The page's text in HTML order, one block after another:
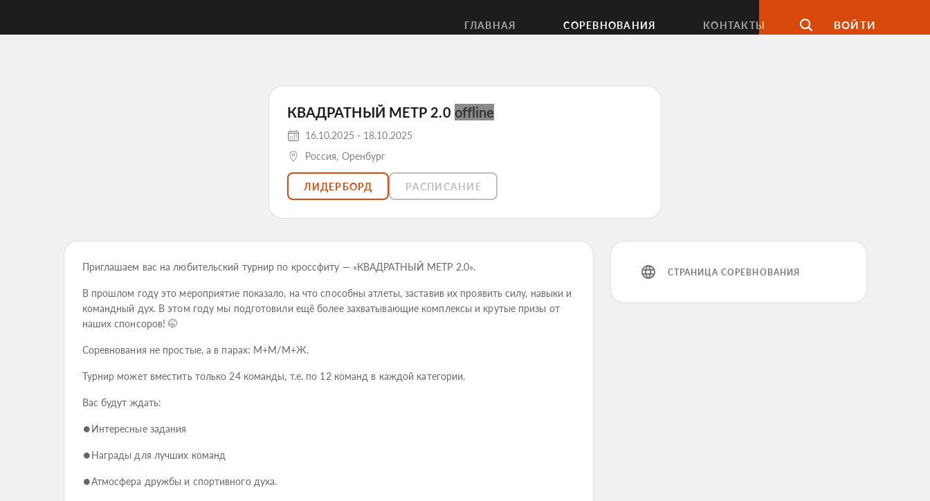
ГЛАВНАЯ СОРЕВНОВАНИЯ КОНТАКТЫ ВОЙТИ
КВАДРАТНЫЙ МЕТР 2.0 offline
16.10.2025 - 18.10.2025
Россия, Оренбург
ЛИДЕРБОРД РАСПИСАНИЕ
Приглашаем вас на любительский турнир по кроссфиту — «КВАДРАТНЫЙ МЕТР 2.0».
В прошлом году это мероприятие показало, на что способны атлеты, заставив их проявить силу, навыки и
командный дух. В этом году мы подготовили ещё более захватывающие комплексы и крутые призы от
наших спонсоров! 🤭
Соревнования не простые, а в парах: М+М/М+Ж.
Турнир может вместить только 24 команды, т.е. по 12 команд в каждой категории.
Вас будут ждать:
⏺Интересные задания
⏺Награды для лучших команд
⏺Атмосфера дружбы и спортивного духа.
СТРАНИЦА СОРЕВНОВАНИЯ